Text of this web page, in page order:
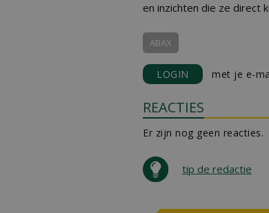
en inzichten die ze direct
ABAX
LOGIN met je e-
REACTIES
Er zijn nog geen reacties.
tip de redactie